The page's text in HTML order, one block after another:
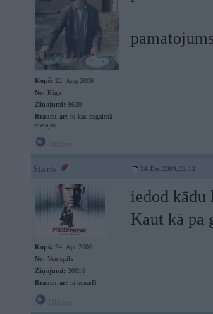
Kopš: 22. Aug 2006
No: Rīga
Ziņojumi: 8620
Braucu ar: to kas pagalmā
mētājas
Staris 24. Dec 2009, 22:12
Kopš: 24. Apr 2006
No: Ventspils
Ziņojumi: 30616
Braucu ar: ra ucuarB
iedod kādu
Kaut kā pa